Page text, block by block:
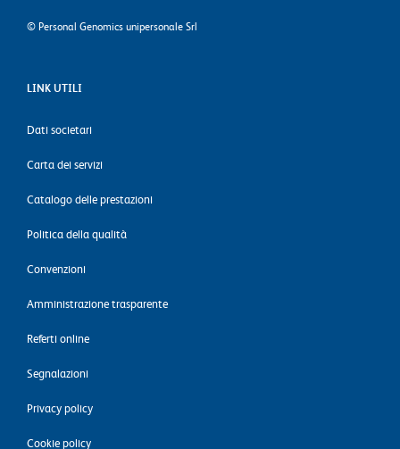
© Personal Genomics unipersonale Srl
LINK UTILI
Dati societari
Carta dei servizi
Catalogo delle prestazioni
Politica della qualità
Convenzioni
Amministrazione trasparente
Referti online
Segnalazioni
Privacy policy
Cookie policy